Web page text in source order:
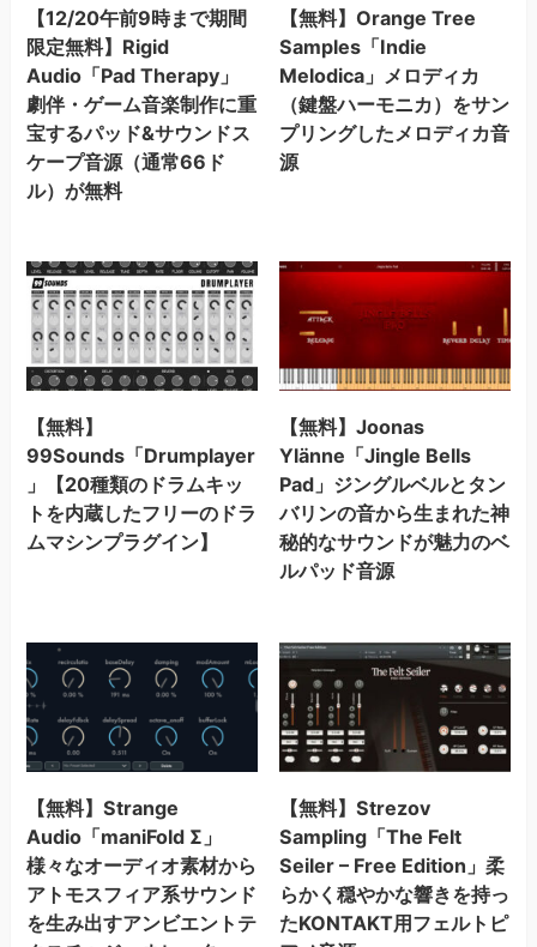
【12/20午前9時まで期間
限定無料】Rigid
Audio「Pad Therapy」
劇伴・ゲーム音楽制作に重
宝するパッド&サウンドス
ケープ音源（通常66ド
ル）が無料
【無料】Orange Tree
Samples「Indie
Melodica」メロディカ
（鍵盤ハーモニカ）をサン
プリングしたメロディカ音
源
【無料】
99Sounds「Drumplayer
」【20種類のドラムキッ
トを内蔵したフリーのドラ
ムマシンプラグイン】
【無料】Joonas
Ylänne「Jingle Bells
Pad」ジングルベルとタン
バリンの音から生まれた神
秘的なサウンドが魅力のベ
ルパッド音源
【無料】Strange
Audio「maniFold Σ」
様々なオーディオ素材から
アトモスフィア系サウンド
を生み出すアンビエントテ
【無料】Strezov
Sampling「The Felt
Seiler – Free Edition」柔
らかく穏やかな響きを持っ
たKONTAKT用フェルトピ